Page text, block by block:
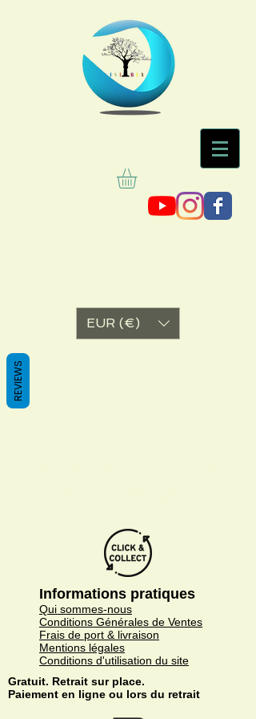
EUR (€)
Informations pratiques
Qui sommes-nous
Conditions Générales de Ventes
Frais de port & livraison
Mentions légales
Conditions d'utilisation du site
Gratuit. Retrait sur place.
Paiement en ligne ou lors du retrait
REVIEWS